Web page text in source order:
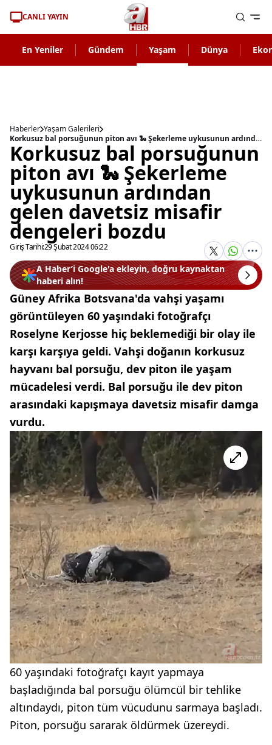
CANLI YAYIN
En Yeniler Gündem Yaşam Dünya
Haberler Yaşam Galerileri
Korkusuz bal porsuğunun piton avı 🐍 Şekerleme uykusunun ardından gelen davetsiz misafir dengeleri bozdu
Korkusuz bal porsuğunun
piton avı 🐍 Şekerleme
uykusunun ardından
gelen davetsiz misafir
dengeleri bozdu
Giriş Tarihi:29 Şubat 2024 06:22
A Haber’i Google'a ekleyin, doğru kaynaktan
haberi alın!
Güney Afrika Botsvana'da vahşi yaşamı
görüntüleyen 60 yaşındaki fotoğrafçı
Roselyne Kerjosse hiç beklemediği bir olay ile
karşı karşıya geldi. Vahşi doğanın korkusuz
hayvanı bal porsuğu, dev piton ile yaşam
mücadelesi verdi. Bal porsuğu ile dev piton
arasındaki kapışmaya davetsiz misafir damga
vurdu.
60 yaşındaki fotoğrafçı kayıt yapmaya
başladığında bal porsuğu ölümcül bir tehlike
altındaydı, piton tüm vücudunu sarmaya başladı.
Piton, porsuğu sararak öldürmek üzereydi.